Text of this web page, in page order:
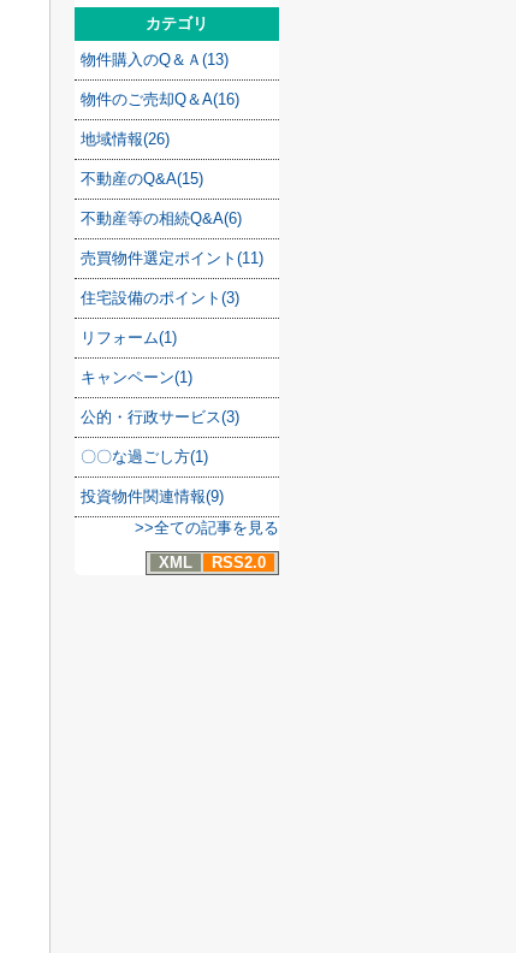
カテゴリ
物件購入のQ＆Ａ(13)
物件のご売却Q＆A(16)
地域情報(26)
不動産のQ&A(15)
不動産等の相続Q&A(6)
売買物件選定ポイント(11)
住宅設備のポイント(3)
リフォーム(1)
キャンペーン(1)
公的・行政サービス(3)
〇〇な過ごし方(1)
投資物件関連情報(9)
>>全ての記事を見る
XML
RSS2.0